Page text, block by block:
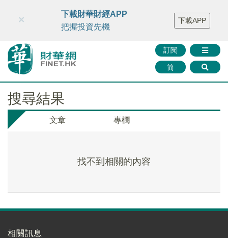
財華智庫網 FINTV FINMETA 財華證券 媒體矩陣
智庫沙龍
聯絡我們
訂閱
简
×
下載財華財經APP
把握投資先機
下載APP
搜尋結果
文章 專欄
找不到相關的內容
相關訊息